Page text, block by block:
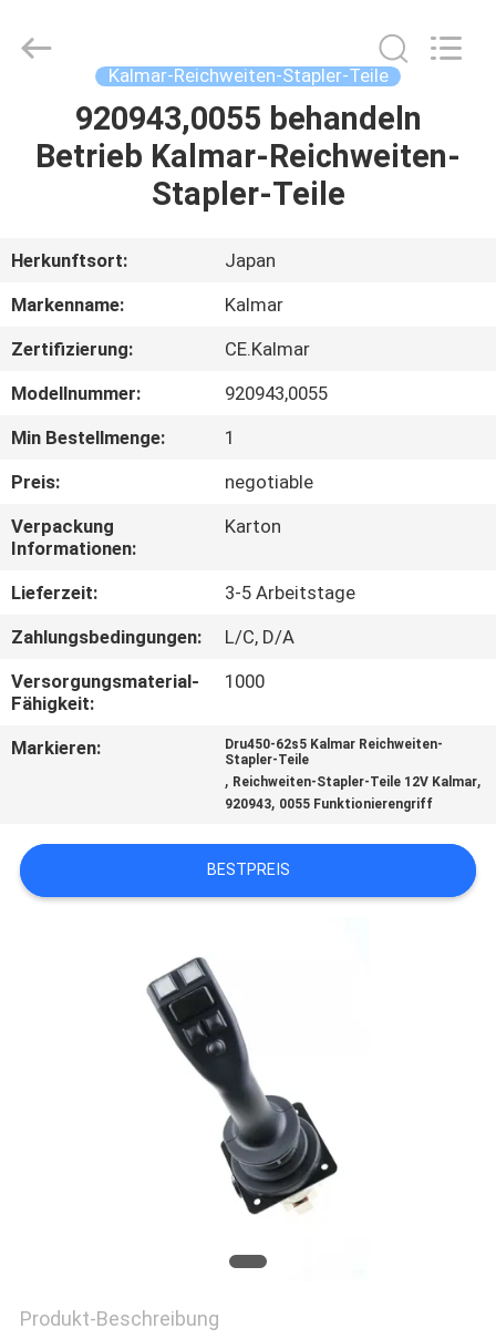
HAUS
PRODUKTE
ÜBER
UNS
FABRIK-
AUSFLUG
QUALITÄTSKONTROLLE
TRETEN
SIE
MIT
IN
VERBINDUNG
SIE
EIN
Kalmar-Reichweiten-Stapler-Teile
920943,0055 behandeln
Betrieb Kalmar-Reichweiten-
Stapler-Teile
Herkunftsort:
Japan
Markenname:
Kalmar
Zertifizierung:
CE.Kalmar
Modellnummer:
920943,0055
Min Bestellmenge:
1
Preis:
negotiable
Verpackung
Informationen:
Karton
Lieferzeit:
3-5 Arbeitstage
Zahlungsbedingungen:
L/C, D/A
Versorgungsmaterial-
Fähigkeit:
1000
Markieren:
Dru450-62s5 Kalmar Reichweiten-
Stapler-Teile
, Reichweiten-Stapler-Teile 12V Kalmar,
920943, 0055 Funktionierengriff
BESTPREIS
Produkt-Beschreibung